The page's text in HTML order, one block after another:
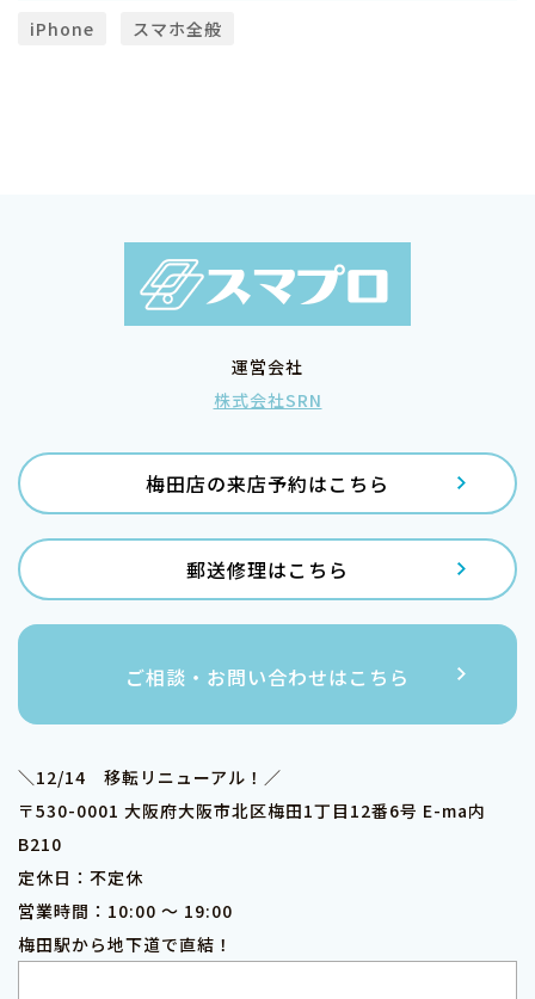
iPhone スマホ全般
運営会社
株式会社SRN
梅田店の来店予約はこちら
郵送修理はこちら
ご相談・お問い合わせはこちら
＼12/14 移転リニューアル！／
〒530-0001 大阪府大阪市北区梅田1丁目12番6号 E-ma内
B210
定休日：不定休
営業時間：10:00 ～ 19:00
梅田駅から地下道で直結！